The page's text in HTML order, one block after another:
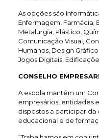
As opções são
Enfermagem, Farmácia,
Metalurgia, Plástico,
Comunicação Visual,
Humanos, Design
Jogos Digitais,
CONSELHO
A escola mantém um
empresários, entidades
dispostos a participar
educacional e de